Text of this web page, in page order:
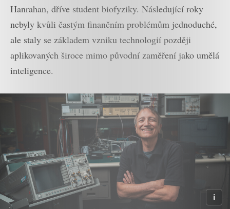
Hanrahan, dříve student biofyziky. Následující roky
nebyly kvůli častým finančním problémům jednoduché,
ale staly se základem vzniku technologií později
aplikovaných široce mimo původní zaměření jako umělá
inteligence.